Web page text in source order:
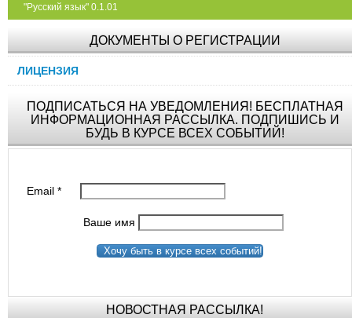
"Русский язык" 0.1.01
ДОКУМЕНТЫ О РЕГИСТРАЦИИ
ЛИЦЕНЗИЯ
ПОДПИСАТЬСЯ НА УВЕДОМЛЕНИЯ! БЕСПЛАТНАЯ
ИНФОРМАЦИОННАЯ РАССЫЛКА. ПОДПИШИСЬ И
БУДЬ В КУРСЕ ВСЕХ СОБЫТИЙ!
Email*
Ваше имя
Хочу быть в курсе всех событий!
НОВОСТНАЯ РАССЫЛКА!